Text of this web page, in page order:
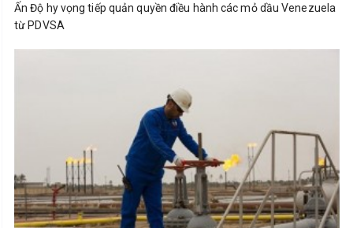
Ấn Độ hy vọng tiếp quản quyền điều hành các mỏ dầu Venezuela
từ PDVSA